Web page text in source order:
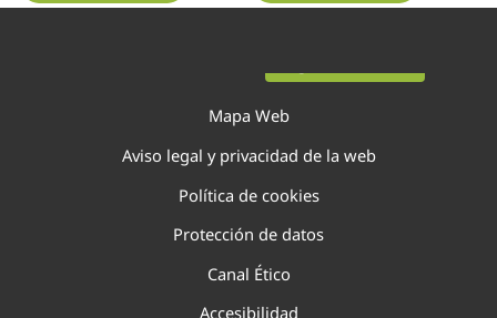
Mapa Web
Aviso legal y privacidad de la web
Política de cookies
Protección de datos
Canal Ético
Accesibilidad